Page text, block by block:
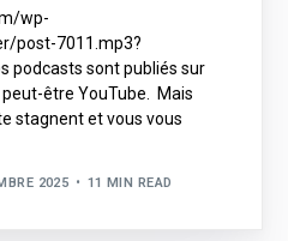
wp-
post-7011.mp3?
podcasts sont publiés sur
être YouTube. Mais
stagnent et vous vous
2025 11 MIN READ